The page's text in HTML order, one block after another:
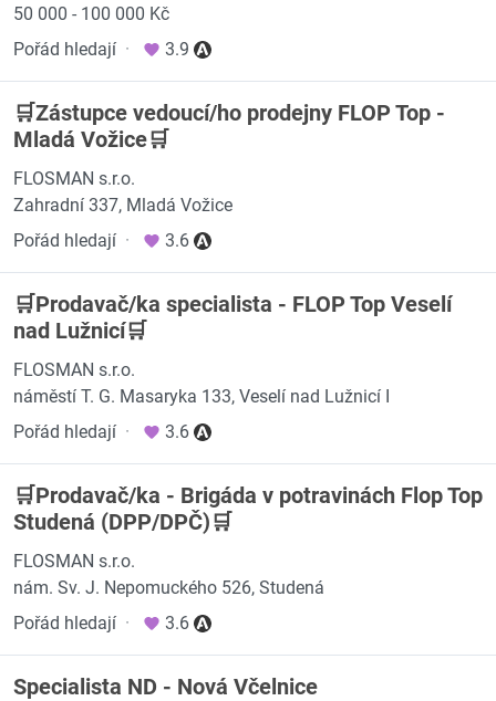
50 000 - 100 000 Kč
Pořád hledají · 3.9
🛒Zástupce vedoucí/ho prodejny FLOP Top -
Mladá Vožice🛒
FLOSMAN s.r.o.
Zahradní 337, Mladá Vožice
Pořád hledají · 3.6
🛒Prodavač/ka specialista - FLOP Top Veselí
nad Lužnicí🛒
FLOSMAN s.r.o.
náměstí T. G. Masaryka 133, Veselí nad Lužnicí I
Pořád hledají · 3.6
🛒Prodavač/ka - Brigáda v potravinách Flop Top
Studená (DPP/DPČ)🛒
FLOSMAN s.r.o.
nám. Sv. J. Nepomuckého 526, Studená
Pořád hledají · 3.6
Specialista ND - Nová Včelnice